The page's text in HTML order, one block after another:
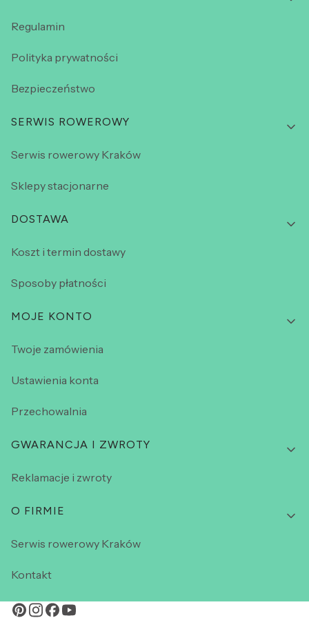
Regulamin
Polityka prywatności
Bezpieczeństwo
SERWIS ROWEROWY
Serwis rowerowy Kraków
Sklepy stacjonarne
DOSTAWA
Koszt i termin dostawy
Sposoby płatności
MOJE KONTO
Twoje zamówienia
Ustawienia konta
Przechowalnia
GWARANCJA I ZWROTY
Reklamacje i zwroty
O FIRMIE
Serwis rowerowy Kraków
Kontakt